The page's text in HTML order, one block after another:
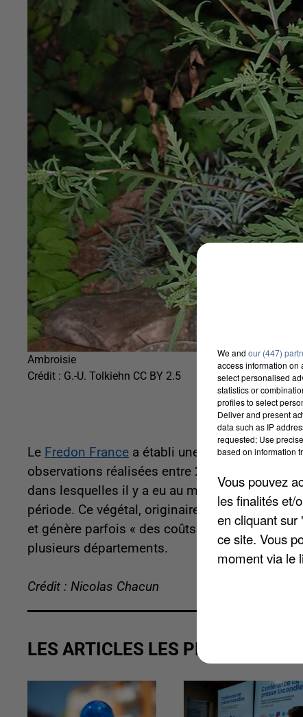
Ambroisie
Crédit : G.-U. Tolkiehn CC BY 2.5
Le Fredon France a établi une répartition
observations réalisées entre 2001 et 2022.
dans lesquelles il y a eu au moins un
période. Ce végétal, originaire d'Amérique du
et génère parfois « des coûts médicaux très
plusieurs départements.
Crédit : Nicolas Chacun
LES ARTICLES LES PLUS VUS
We and our (447)
access information on
select personalised
statistics or
profiles to select
Deliver and present
data such as IP
requested; Use
based on information
Vous pouvez
les finalités et/
en cliquant sur
ce site. Vous
moment via le